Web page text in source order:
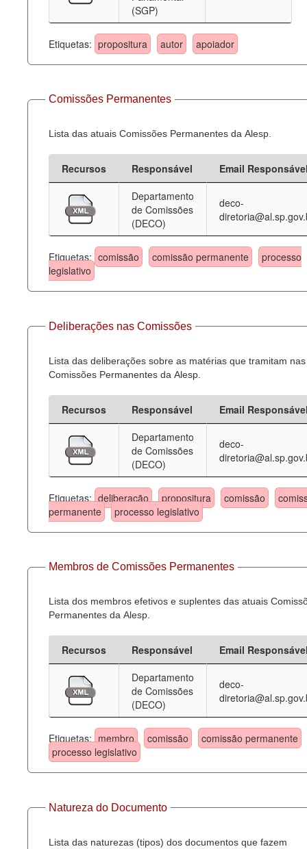
Agenda
Perguntas frequentes
Contato
(SGP)
Etiquetas: propositura autor apoiador
Comissões Permanentes
Lista das atuais Comissões Permanentes da Alesp.
Recursos Responsável
Email
Departamento
de Comissões
(DECO)
deco-
Etiquetas: comissão comissão permanente
processo
legislativo
Deliberações nas Comissões
Lista das deliberações sobre as matérias que tramitam nas
Comissões Permanentes da Alesp.
Recursos Responsável
Email
Departamento
de Comissões
(DECO)
deco-
Etiquetas: deliberação propositura comissão
permanente
processo legislativo
Membros de Comissões Permanentes
Lista dos membros efetivos e suplentes das atuais
Permanentes da Alesp.
Recursos Responsável
Email
Departamento
de Comissões
(DECO)
deco-
Etiquetas: membro comissão
comissão permanente
processo legislativo
Natureza do Documento
Lista das naturezas (tipos) dos documentos que fazem